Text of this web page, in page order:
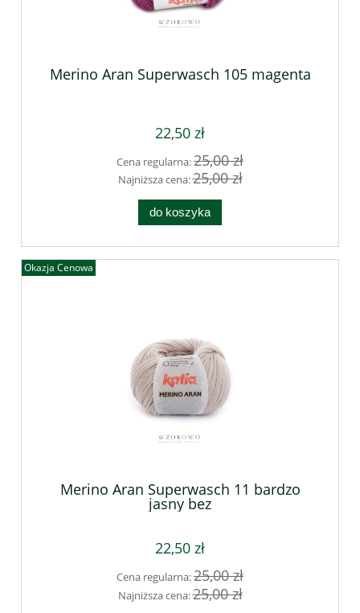
Merino Aran Superwasch 105 magenta
22,50 zł
Cena regularna:25,00 zł
Najniższa cena:25,00 zł
do koszyka
Merino Aran Superwasch 11 bardzo
jasny bez
22,50 zł
Cena regularna:25,00 zł
Najniższa cena:25,00 zł
Okazja Cenowa